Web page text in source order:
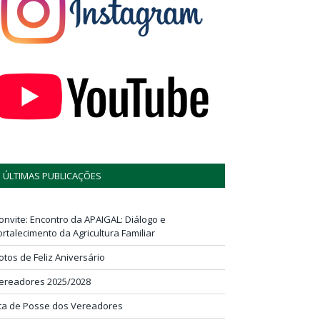
ÚLTIMAS PUBLICAÇÕES
Encontro da APAIGAL: Diálogo e
da Agricultura Familiar
de Feliz Aniversário
2025/2028
de Posse dos Vereadores